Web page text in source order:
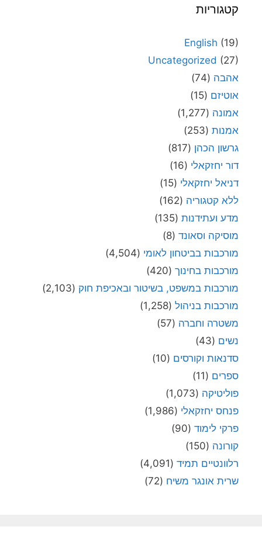
קטגוריות
English (19)
Uncategorized (27)
אהבה (74)
אוטיזם (15)
אמונה (1,277)
אמנות (253)
גרשון הכהן (817)
דור יחזקאלי (16)
דניאל יחזקאלי (15)
ללא קטגוריה (162)
מדע ועתידנות (135)
מוסיקה וסאונד (8)
מורכבות בביטחון לאומי (4,504)
מורכבות בחינוך (420)
מורכבות במשפט, בשיטור ובאכיפת חוק (2,103)
מורכבות בניהול (1,258)
משטרה וחברה (57)
נשים (43)
סדנאות וקורסים (10)
ספרים (11)
פוליטיקה (1,073)
פנחס יחזקאלי (1,986)
פרקי לימוד (90)
קורונה (150)
רלוונטיים תמיד (4,091)
שרית אונגר משיח (72)